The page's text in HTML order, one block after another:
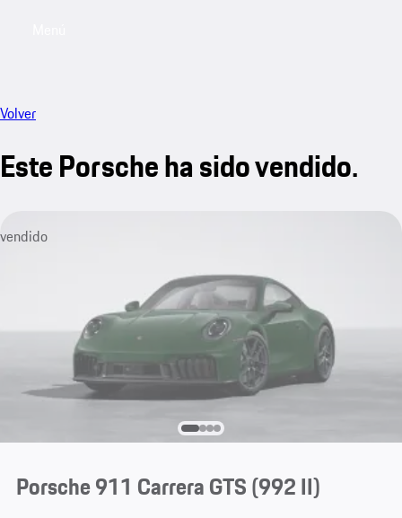
Volver
Este Porsche ha sido vendido.
vendido
Porsche 911 Carrera GTS(992 II)